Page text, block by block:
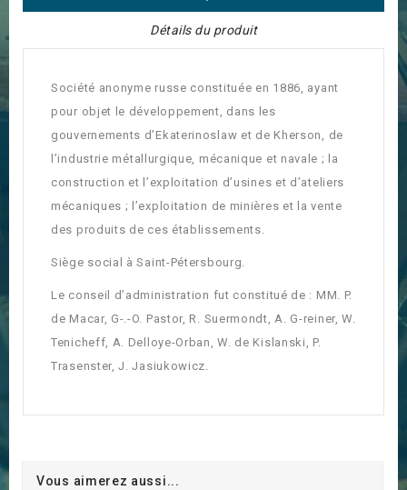
Détails du produit
Société anonyme russe constituée en 1886, ayant
pour objet le développement, dans les
gouvernements d’Ekaterinoslaw et de Kherson, de
l’industrie métallurgique, mécanique et navale ; la
construction et l’exploitation d’usines et d’ateliers
mécaniques ; l’exploitation de minières et la vente
des produits de ces établissements.
Siège social à Saint-Pétersbourg.
Le conseil d’administration fut constitué de : MM. P.
de Macar, G-.-O. Pastor, R. Suermondt, A. G-reiner, W.
Tenicheff, A. Delloye-Orban, W. de Kislanski, P.
Trasenster, J. Jasiukowicz.
Vous aimerez aussi...